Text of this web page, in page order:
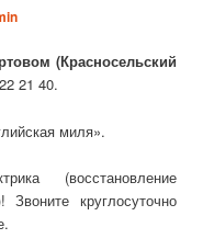
(Красносельский
21 40.
миля».
(восстановление
Звоните круглосуточно